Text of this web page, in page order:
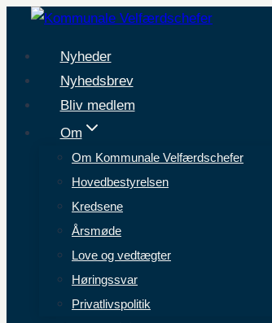
Fortsæt
Nyheder
Nyhedsbrev
Bliv medlem
Om
Om Kommunale Velfærdschefer
Hovedbestyrelsen
Kredsene
Årsmøde
Love og vedtægter
Høringssvar
Privatlivspolitik